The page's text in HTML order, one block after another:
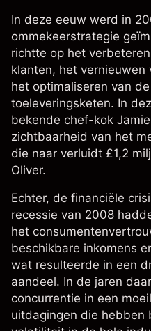
In deze eeuw werd in
ommekeerstrategie
richtte op het
klanten, het
het optimaliseren van
toeleveringsketen. In
bekende chef-kok
zichtbaarheid van het
die naar verluidt £1,2
Oliver.
Echter, de financiële
recessie van 2008
het
beschikbare inkomens
wat resulteerde in een
aandeel. In de jaren
concurrentie in een
uitdagingen die hebben